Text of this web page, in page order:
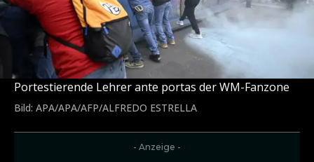
Portestierende Lehrer ante portas der WM-Fanzone
Bild: APA/APA/AFP/ALFREDO ESTRELLA
- Anzeige -